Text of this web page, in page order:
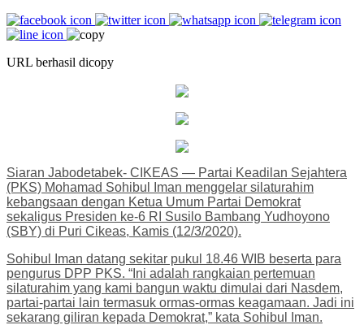
URL berhasil dicopy
Siaran Jabodetabek- CIKEAS — Partai Keadilan Sejahtera
(PKS) Mohamad Sohibul Iman menggelar silaturahim
kebangsaan dengan Ketua Umum Partai Demokrat
sekaligus Presiden ke-6 RI Susilo Bambang Yudhoyono
(SBY) di Puri Cikeas, Kamis (12/3/2020).
Sohibul Iman datang sekitar pukul 18.46 WIB beserta para
pengurus DPP PKS. “Ini adalah rangkaian pertemuan
silaturahim yang kami bangun waktu dimulai dari Nasdem,
partai-partai lain termasuk ormas-ormas keagamaan. Jadi ini
sekarang giliran kepada Demokrat,” kata Sohibul Iman.